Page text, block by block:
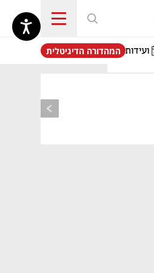
ועידות
נפתח בכרטיסייה חדשה
המהדורה הדיגיטלית